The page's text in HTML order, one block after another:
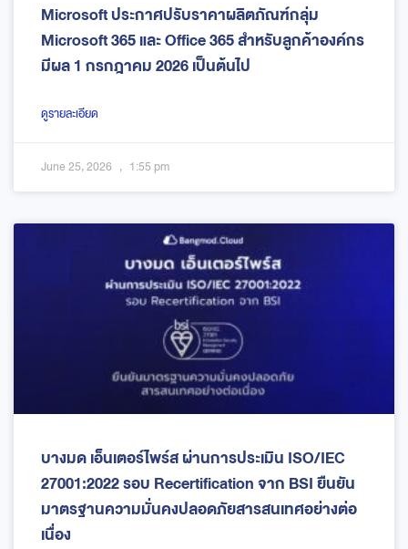
Microsoft ประกาศปรับราคาผลิตภัณฑ์กลุ่ม
Microsoft 365 และ Office 365 สำหรับลูกค้าองค์กร
มีผล 1 กรกฎาคม 2026 เป็นต้นไป
ดูรายละเอียด
June 25, 2026 1:55 pm
บางมด เอ็นเตอร์ไพร์ส ผ่านการประเมิน ISO/IEC
27001:2022 รอบ Recertification จาก BSI ยืนยัน
มาตรฐานความมั่นคงปลอดภัยสารสนเทศอย่างต่อ
เนื่อง